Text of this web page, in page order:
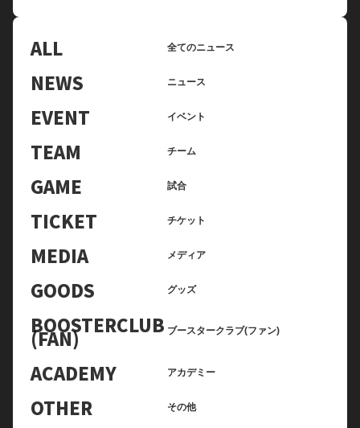
ALL 全てのニュース
NEWS ニュース
EVENT イベント
TEAM チーム
GAME 試合
TICKET チケット
MEDIA メディア
GOODS グッズ
BOOSTERCLUB
(FAN) ブースタークラブ(ファン)
ACADEMY アカデミー
OTHER その他